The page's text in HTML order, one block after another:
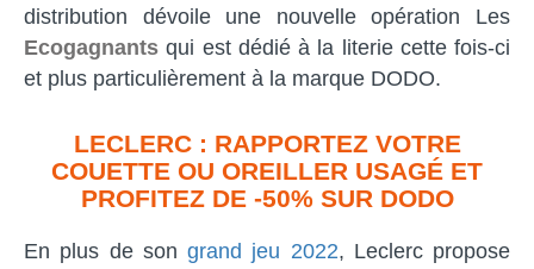
distribution dévoile une nouvelle opération Les
Ecogagnants qui est dédié à la literie cette fois-ci
et plus particulièrement à la marque DODO.
LECLERC : RAPPORTEZ VOTRE
COUETTE OU OREILLER USAGÉ ET
PROFITEZ DE -50% SUR DODO
En plus de son grand jeu 2022, Leclerc propose